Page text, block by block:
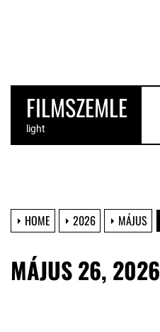
FILMSZEMLE
light
HOME 2026 MÁJUS
MÁJUS 26, 2026